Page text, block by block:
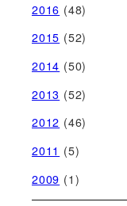
2016 (48)
2015 (52)
2014 (50)
2013 (52)
2012 (46)
2011 (5)
2009 (1)